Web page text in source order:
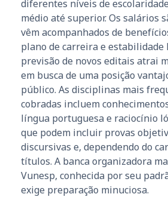
diferentes níveis de
médio até superior. Os salários
vêm acompanhados de
plano de carreira e estabilidade
previsão de novos editais atrai
em busca de uma posição
público. As disciplinas mais
cobradas incluem
língua portuguesa e raciocínio
que podem incluir provas
discursivas e, dependendo do
títulos. A banca organizadora
Vunesp, conhecida por seu
exige preparação minuciosa.